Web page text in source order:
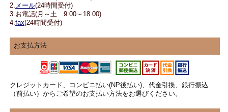
2. メール(24時間受付)
3.お電話(月～土 9:00～18:00)
4.fax(24時間受付)
お支払方法
クレジットカード、コンビニ払い(NP後払い)、代金引換、銀行振込
（前払い）からご希望のお支払い方法をお選びください。